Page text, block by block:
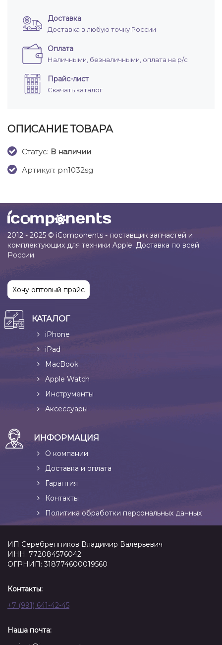
Доставка
Доставка в любую точку России
Оплата
Наличными, безналичными, оплата на р/с
Прайс-лист
Скачать каталог
ОПИСАНИЕ ТОВАРА
Cтатус: В наличии
Артикул: pn1032sg
2012 - 2025 © iComponents - поставщик запчастей и
комплектующих для техники Apple. Доставка по всей
России.
Хочу оптовый прайс
КАТАЛОГ
iPhone
iPad
MacBook
Apple Watch
Инструменты
Аксессуары
ИНФОРМАЦИЯ
О компании
Доставка и оплата
Гарантия
Контакты
Политика обработки персональных данных
ИП Серебренников Владимир Валерьевич
ИНН: 772084576042
ОГРНИП: 318774600019560
Контакты:
+7 (991) 641-42-45
Наша почта: